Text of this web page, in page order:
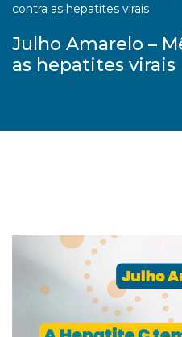
contra as hepatites virais
Julho Amarelo –
as hepatites virais